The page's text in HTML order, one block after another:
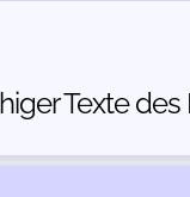
Texte